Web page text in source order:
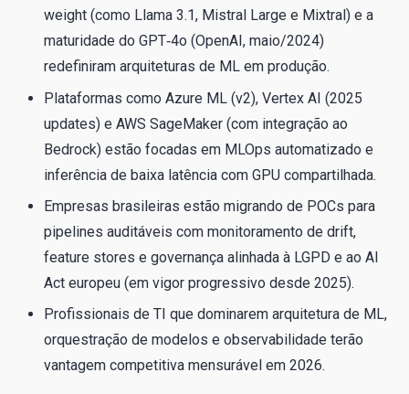
weight (como Llama 3.1, Mistral Large e Mixtral) e a
maturidade do GPT‑4o (OpenAI, maio/2024)
redefiniram arquiteturas de ML em produção.
Plataformas como Azure ML (v2), Vertex AI (2025
updates) e AWS SageMaker (com integração ao
Bedrock) estão focadas em MLOps automatizado e
inferência de baixa latência com GPU compartilhada.
Empresas brasileiras estão migrando de POCs para
pipelines auditáveis com monitoramento de drift,
feature stores e governança alinhada à LGPD e ao AI
Act europeu (em vigor progressivo desde 2025).
Profissionais de TI que dominarem arquitetura de ML,
orquestração de modelos e observabilidade terão
vantagem competitiva mensurável em 2026.